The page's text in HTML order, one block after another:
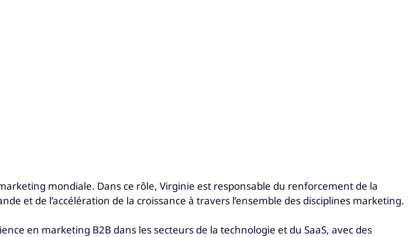
mondiale. Dans ce rôle, Virginie est responsable du renforcement de la
et de l’accélération de la croissance à travers l’ensemble des disciplines marketing.
en marketing B2B dans les secteurs de la technologie et du SaaS, avec des